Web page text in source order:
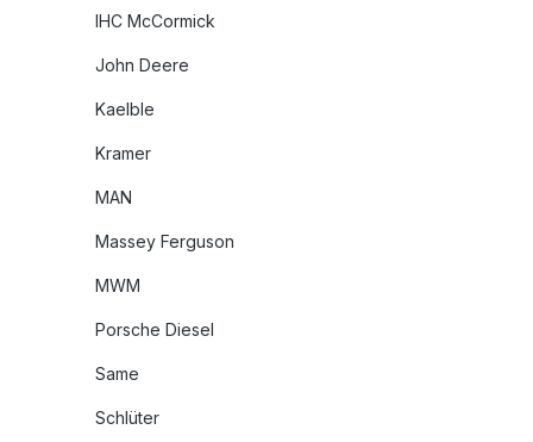
IHC McCormick
John Deere
Kaelble
Kramer
MAN
Massey Ferguson
MWM
Porsche Diesel
Same
Schlüter